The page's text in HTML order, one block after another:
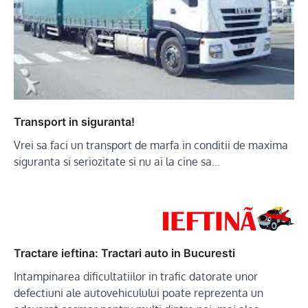
Transport in siguranta!
Vrei sa faci un transport de marfa in conditii de maxima
siguranta si seriozitate si nu ai la cine sa…
Tractare ieftina: Tractari auto in Bucuresti
Intampinarea dificultatiilor in trafic datorate unor
defectiuni ale autovehiculului poate reprezenta un